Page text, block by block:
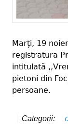
Marți, 19
registratura
intitulată
pietoni din
persoane.
Categorii: